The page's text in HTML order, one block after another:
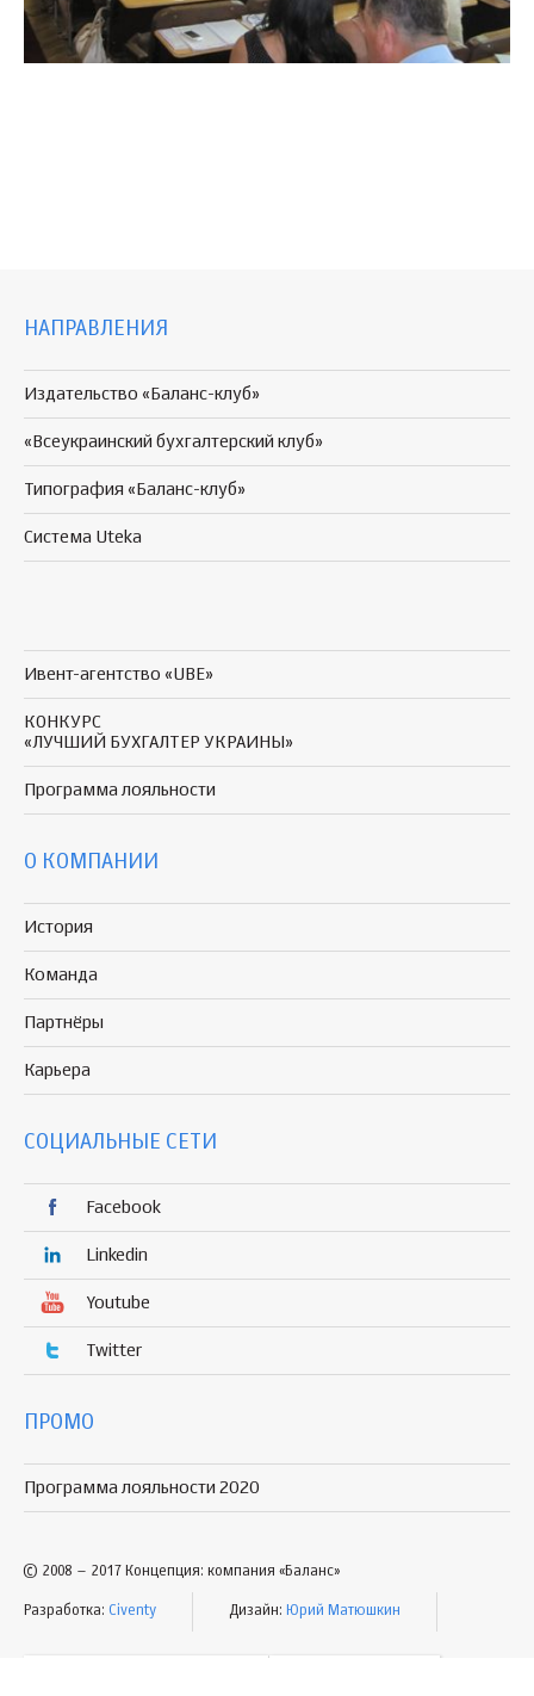
НАПРАВЛЕНИЯ
Издательство «Баланс-клуб»
«Всеукраинский бухгалтерский клуб»
Типография «Баланс-клуб»
Система Uteka
Ивент-агентство «UBE»
КОНКУРС
«ЛУЧШИЙ БУХГАЛТЕР УКРАИНЫ»
Программа лояльности
О КОМПАНИИ
История
Команда
Партнёры
Карьера
СОЦИАЛЬНЫЕ СЕТИ
Facebook
Linkedin
Youtube
Twitter
ПРОМО
Программа лояльности 2020
© 2008 – 2017 Концепция: компания «Баланс»
Разработка: Civenty Дизайн: Юрий Матюшкин